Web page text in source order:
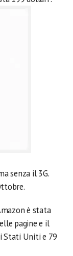
senza il 3G.
è stata
pagine e il
Stati Uniti e 79